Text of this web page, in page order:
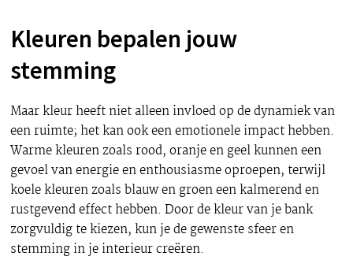
Kleuren bepalen jouw
stemming
Maar kleur heeft niet alleen invloed op de dynamiek van
een ruimte; het kan ook een emotionele impact hebben.
Warme kleuren zoals rood, oranje en geel kunnen een
gevoel van energie en enthousiasme oproepen, terwijl
koele kleuren zoals blauw en groen een kalmerend en
rustgevend effect hebben. Door de kleur van je bank
zorgvuldig te kiezen, kun je de gewenste sfeer en
stemming in je interieur creëren.